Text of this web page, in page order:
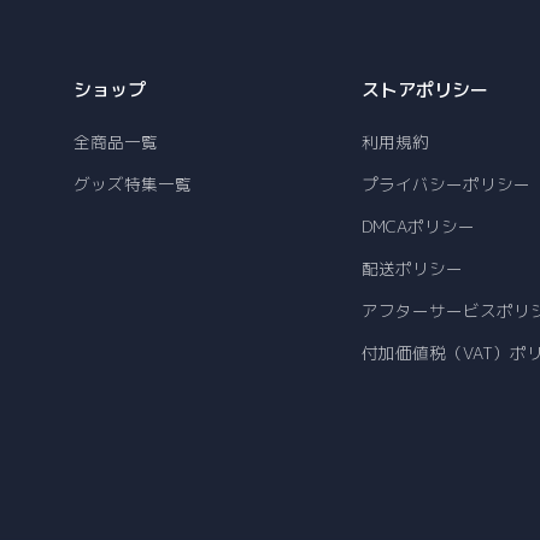
ショップ
全商品一覧
グッズ特集一覧
ストアポリシー
利用規約
プライバシーポリシー
DMCAポリシー
配送ポリシー
アフターサービスポリ
付加価値税（VAT）ポ